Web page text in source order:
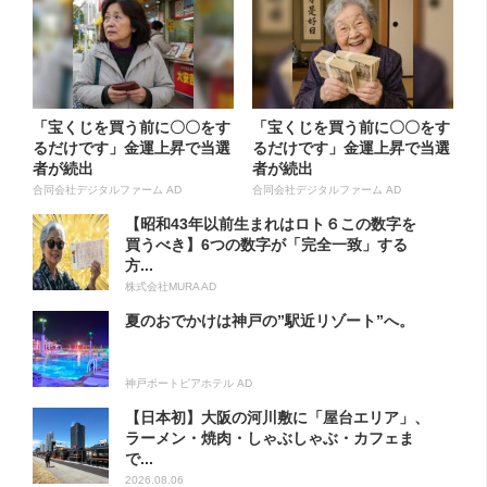
「宝くじを買う前に〇〇をす
るだけです」金運上昇で当選
者が続出
合同会社デジタルファーム AD
「宝くじを買う前に〇〇をす
るだけです」金運上昇で当選
者が続出
合同会社デジタルファーム AD
【昭和43年以前生まれはロト６この数字を
買うべき】6つの数字が「完全一致」する
方...
株式会社MURA AD
夏のおでかけは神戸の”駅近リゾート”へ。
神戸ポートピアホテル AD
【日本初】大阪の河川敷に「屋台エリア」、
ラーメン・焼肉・しゃぶしゃぶ・カフェま
で...
2026.08.06